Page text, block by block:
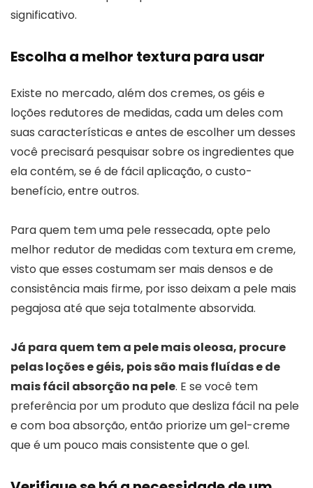
significativo.
Escolha a melhor textura para usar
Existe no mercado, além dos cremes, os géis e
loções redutores de medidas, cada um deles com
suas características e antes de escolher um desses
você precisará pesquisar sobre os ingredientes que
ela contém, se é de fácil aplicação, o custo-
benefício, entre outros.
Para quem tem uma pele ressecada, opte pelo
melhor redutor de medidas com textura em creme,
visto que esses costumam ser mais densos e de
consistência mais firme, por isso deixam a pele mais
pegajosa até que seja totalmente absorvida.
Já para quem tem a pele mais oleosa, procure
pelas loções e géis, pois são mais fluídas e de
mais fácil absorção na pele. E se você tem
preferência por um produto que desliza fácil na pele
e com boa absorção, então priorize um gel-creme
que é um pouco mais consistente que o gel.